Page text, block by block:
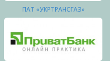
ПАТ «УКРТРАНСГАЗ»